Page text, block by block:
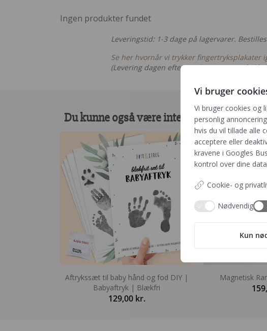
Ingen produkter fundet
Leveringstid: 1-3 dage på lagervarer.
Se her hvornår vi trykker fingertryksplakater
(Levering dagen efter med DAO i 95% af
Du kunne også være interesseret i…
Aftrykssæt til baby hånd og fod DIY |
Babyaftryk | Blækfri
129,00 kr.
Magnetisk
Vi bruger
Vi bruger cookies og
personlig
hvis du vil tillade alle
acceptere eller
kravene i Googles
kontrol over dine
Cookie- og
Nødvendig
Kun